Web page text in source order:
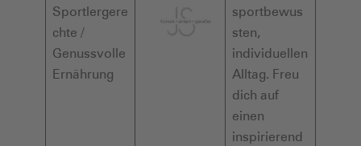
Sportlergere
chte /
Genussvolle
Ernährung
sportbewus
sten,
individuellen
Alltag. Freu
dich auf
einen
inspirierend